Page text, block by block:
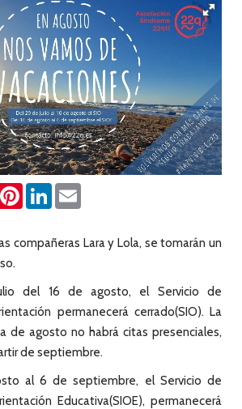
PinterestLinkedIn
compañeras Lara y Lola, se tomarán un
del 16 de agosto, el Servicio de
permanecerá cerrado(SIO). La
de agosto no habrá citas presenciales,
de septiembre.
al 6 de septiembre, el Servicio de
Educativa(SIOE), permanecerá